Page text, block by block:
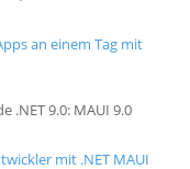
an einem Tag mit
.NET 9.0: MAUI 9.0
mit .NET MAUI